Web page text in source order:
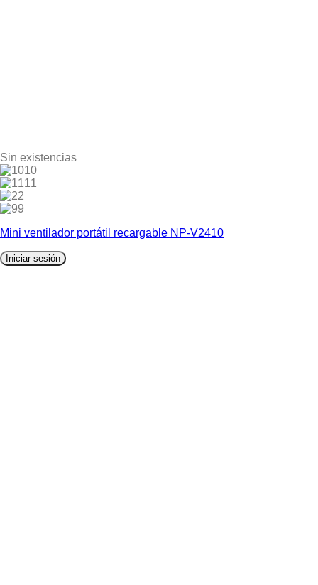
Sin existencias
10
11
2
9
Mini ventilador portátil recargable NP-V2410
Iniciar sesión